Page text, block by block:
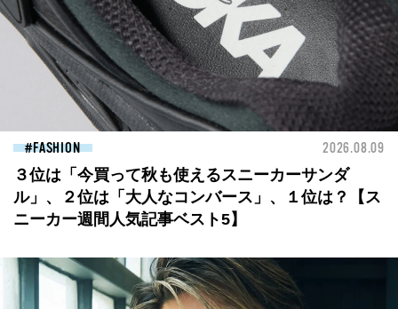
FASHION 2026.08.09
３位は「今買って秋も使えるスニーカーサンダ
ル」、２位は「大人なコンバース」、１位は？【ス
ニーカー週間人気記事ベスト5】